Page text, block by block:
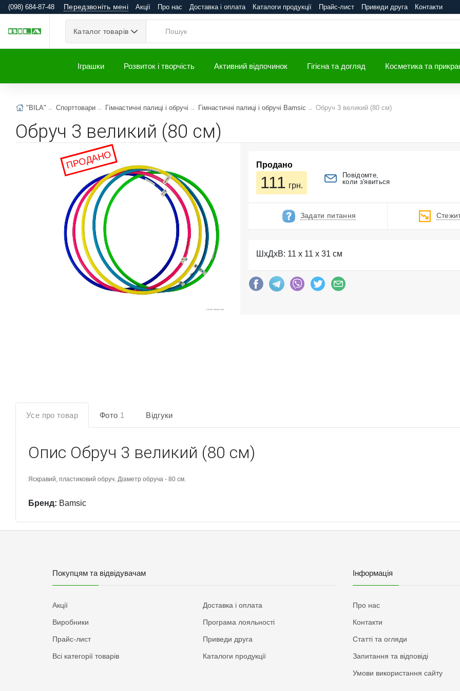
(098) 684-87-48 Передзвоніть мені Акції Про нас Доставка і оплата Каталоги продукції Прайс-лист Приведи друга Контакти
Каталог товарів
Іграшки Розвиток і творчість Активний відпочинок Гігієна та догляд Косметика та
"BILA" Спорттовари Гімнастичні палиці і обручі Гімнастичні палиці і обручі Bamsic Обруч 3 великий (80 см)
Обруч 3 великий (80 см)
ПРОДАНО Продано
111 грн.
Повідомте,
коли з'явиться
Задати питання
ШхДхВ: 11 x 11 x 31 см
Усе про товар Фото 1 Відгуки
Опис Обруч 3 великий (80 см)
Яскравий, пластиковий обруч. Діаметр обруча - 80 см.
Бренд: Bamsic
Покупцям та відвідувачам
Акції
Виробники
Прайс-лист
Всі категорії товарів
Доставка і оплата
Програма лояльності
Приведи друга
Каталоги продукції
Інформація
Про нас
Контакти
Статті та огляди
Запитання та відповіді
Умови використання сайту